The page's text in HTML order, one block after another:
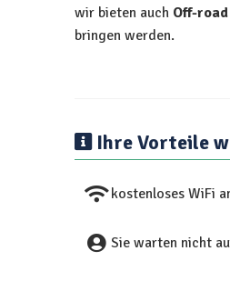
wir bieten auch Off-
bringen werden.
Ihre Vorteile
kostenloses WiFi
Sie warten nicht